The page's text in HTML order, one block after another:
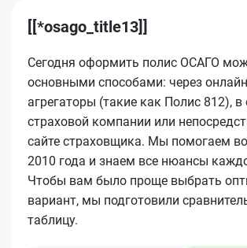
[[*osago_title13]]
Сегодня оформить полис ОСАГО
основными способами: через
агрегаторы (такие как Полис 812), в
страховой компании или
сайте страховщика. Мы помогаем
2010 года и знаем все нюансы
Чтобы вам было проще выбрать
вариант, мы подготовили
таблицу.